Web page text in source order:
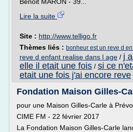
Lire la suite
Site : http://www.telligo.fr
Thèmes liés : bonheur est un reve d
reve d enfant realise dans l age / j
elle il etait une fois / si ce
etait une fois j'ai encore reve
Fondation Maison Gilles-
pour une Maison Gilles-Carle à
CIME FM - 22 février 2017
La Fondation Maison Gilles-Carle